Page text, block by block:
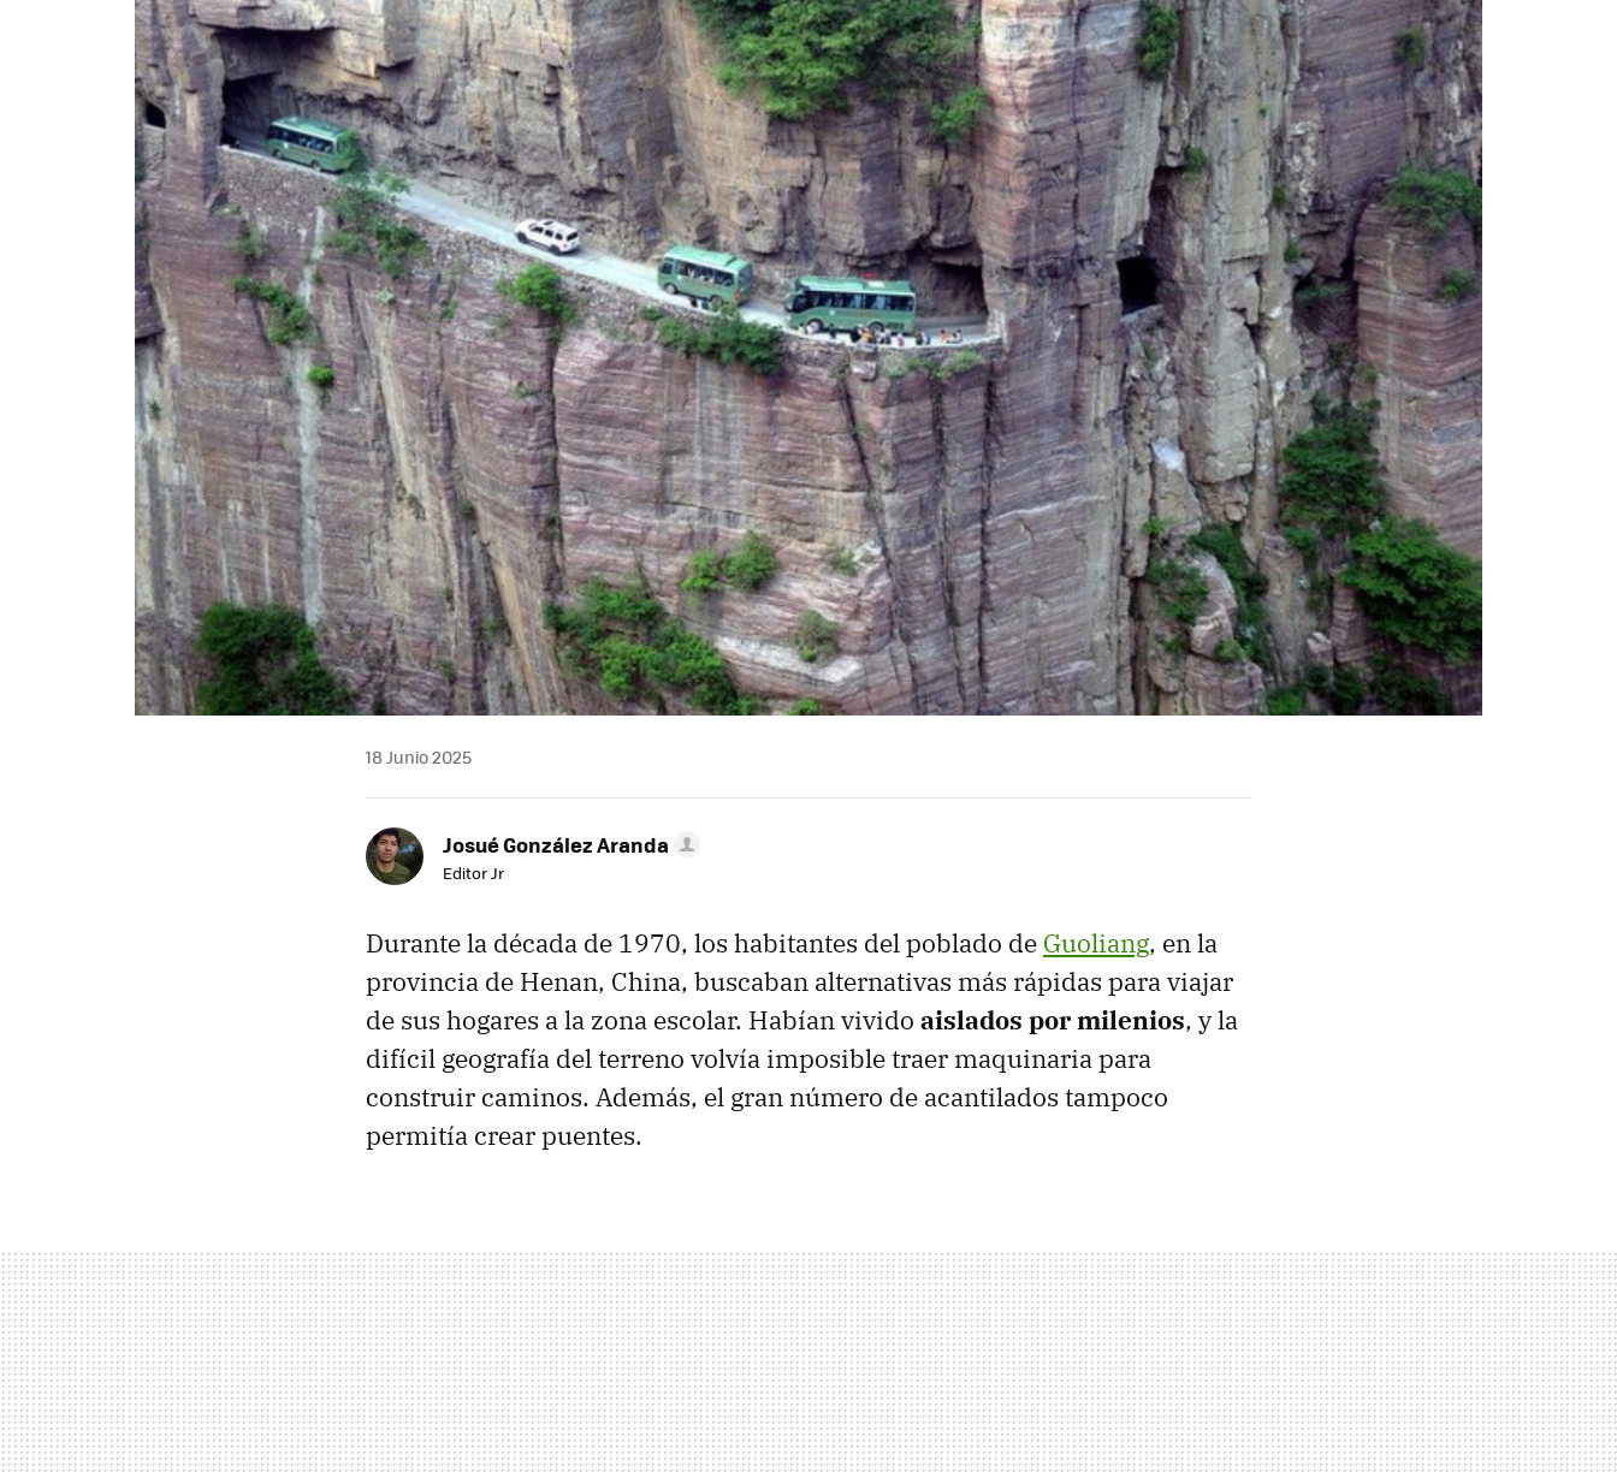
18 Junio 2025
Josué González Aranda
Editor Jr
Durante la década de 1970, los habitantes del poblado de Guoliang, en la
provincia de Henan, China, buscaban alternativas más rápidas para viajar
de sus hogares a la zona escolar. Habían vivido aislados por milenios, y la
difícil geografía del terreno volvía imposible traer maquinaria para
construir caminos. Además, el gran número de acantilados tampoco
permitía crear puentes.